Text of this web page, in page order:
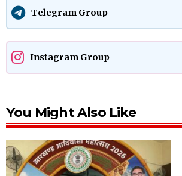
Telegram Group
Instagram Group
You Might Also Like